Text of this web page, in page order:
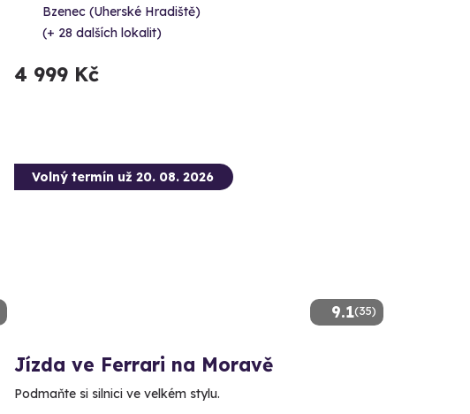
Bzenec (Uherské Hradiště)
(+ 28 dalších lokalit)
4 999 Kč
9.1(35)
Volný termín už 20. 08. 2026
Jízda ve Ferrari na Moravě
Podmaňte si silnici ve velkém stylu.